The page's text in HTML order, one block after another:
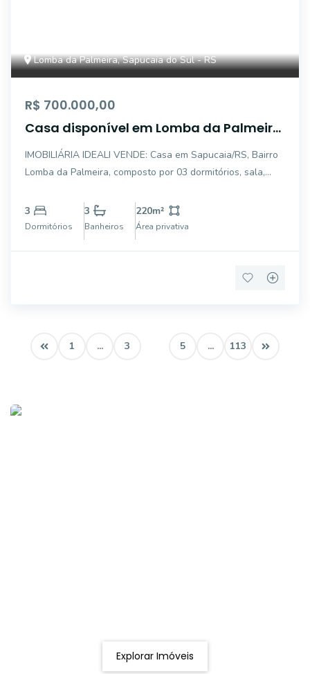
Lomba da Palmeira, Sapucaia do Sul - RS
R$ 700.000,00
Casa disponível em Lomba da Palmeira,
Sapucaia do Sul.
IMOBILIÁRIA IDEALI VENDE: Casa em Sapucaia/RS, Bairro
Lomba da Palmeira, composto por 03 dormitórios, sala,
churrasqueira e vaga de garagem. Imóvel possui sistema
de câmeras, cerca elétrica e por
3
Dormitórios
3
Banheiros
220m²
Área privativa
1 ... 3 5 ... 113
Explorar Imóveis